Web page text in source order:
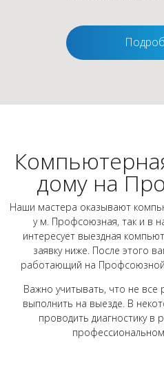
дому на
Наши мастера оказывают
у м. Профсоюзная, так и в
интересует выездная
заявку ниже. После этого
работающий на
Важно учитывать, что не
выполнить на выезде. В
проводить диагностику в